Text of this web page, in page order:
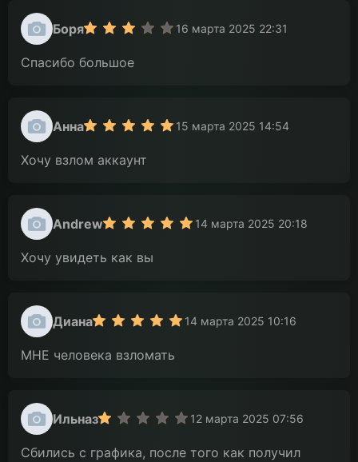
Боря 16 марта 2025 22:31
Спасибо большое
Анна 15 марта 2025 14:54
Хочу взлом аккаунт
Andrew 14 марта 2025 20:18
Хочу увидеть как вы
Диана 14 марта 2025 10:16
MHE человека взломать
Ильназ 12 марта 2025 07:56
Сбились с графика, после того как получил